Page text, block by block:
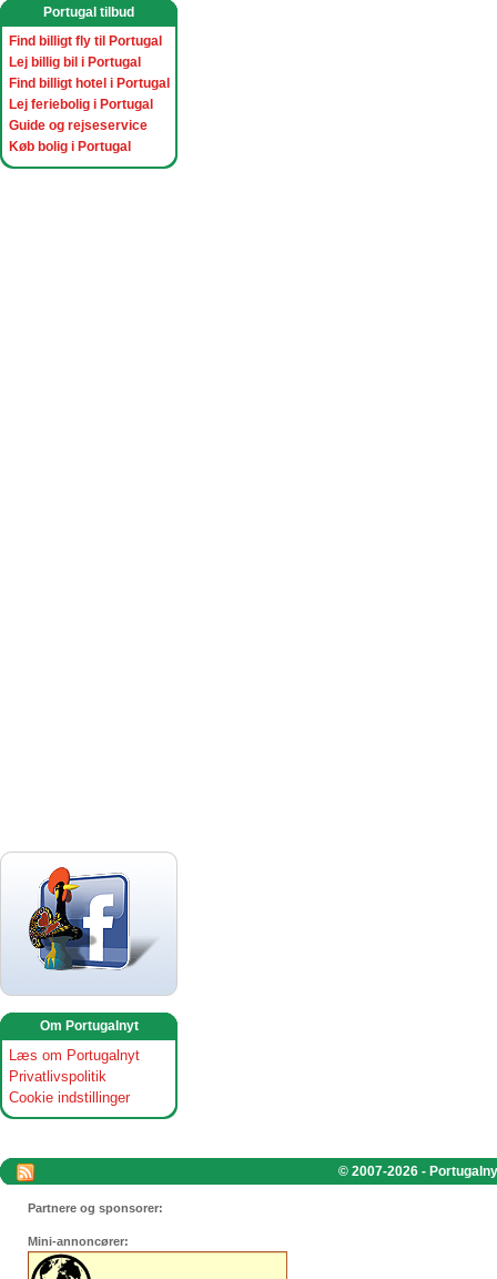
Portugal tilbud
Find billigt fly til Portugal
Lej billig bil i Portugal
Find billigt hotel i Portugal
Lej feriebolig i Portugal
Guide og rejseservice
Køb bolig i Portugal
Om Portugalnyt
Læs om Portugalnyt
Privatlivspolitik
Cookie indstillinger
© 2007-2026 -
Partnere og sponsorer:
Mini-annoncører: